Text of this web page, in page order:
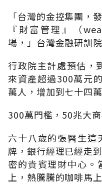
「台灣的金控集團，
『財富管理』（
場，」台灣金融研訓
行政院主計處預估，
來資產超過300萬元
萬人，增加到七十四
300萬門檻，50兆大
六十八歲的張醫生這
牌，銀行經理已經走
密的貴賓理財中心。
上，熱騰騰的咖啡馬